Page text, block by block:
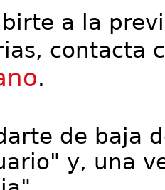
a la
contacta
.
de baja
y, una